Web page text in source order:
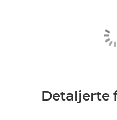
Detaljerte